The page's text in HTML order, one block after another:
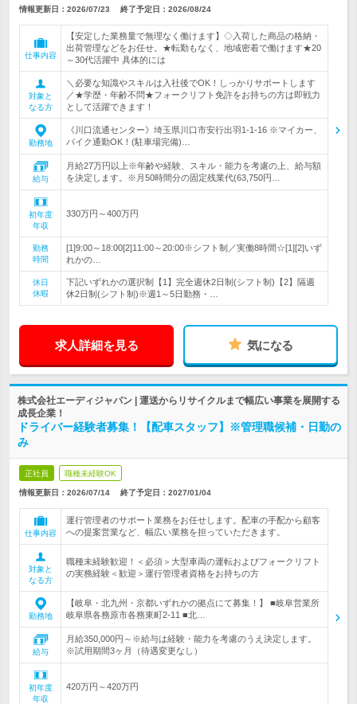
情報更新日：2026/07/23 終了予定日： 2026/08/24
仕事内容
【安定した業務量で無理なく働けます】◇入荷した商品の格納・
出荷管理などをお任せ。★転勤もなく、地域密着で働けます★20
～30代活躍中 具体的には
対象と
なる方
＼必要な知識やスキルは入社後でOK！しっかりサポートします
／★学歴・年齢不問★フォークリフト免許をお持ちの方は即戦力
として活躍できます！
勤務地
《川口流通センター》埼玉県川口市安行出羽1-1-16 ※マイカー、
バイク通勤OK！(駐車場完備)…
給与
月給27万円以上※年齢や経験、スキル・能力を考慮の上、給与額
を決定します。※月50時間分の固定残業代(63,750円…
初年度
年収
330万円～400万円
勤務
時間
[1]9:00～18:00[2]11:00～20:00※シフト制／実働8時間☆[1][2]いず
れかの…
休日
休暇
下記いずれかの選択制【1】完全週休2日制(シフト制)【2】隔週
休2日制(シフト制)※週1～5日勤務・…
求人詳細を見る 気になる
株式会社エーディジャパン | 運送からリサイクルまで幅広い事業を展開する
成長企業！
ドライバー経験者募集！【配車スタッフ】※管理職候補・日勤の
み
正社員 職種未経験OK
情報更新日：2026/07/14 終了予定日： 2027/01/04
仕事内容
運行管理者のサポート業務をお任せします。配車の手配から顧客
への提案営業など、幅広い業務を担っていただきます。
対象と
なる方
職種未経験歓迎！＜必須＞大型車両の運転およびフォークリフト
の実務経験＜歓迎＞運行管理者資格をお持ちの方
勤務地
【岐阜・北九州・京都いずれかの拠点にて募集！】 ■岐阜営業所
岐阜県各務原市各務東町2-11 ■北…
給与
月給350,000円～※給与は経験・能力を考慮のうえ決定します。
※試用期間3ヶ月（待遇変更なし）
初年度
年収
420万円～420万円